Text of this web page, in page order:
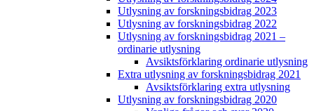
Utlysning av forskningsbidrag 2023
Utlysning av forskningsbidrag 2022
Utlysning av forskningsbidrag 2021 –
ordinarie utlysning
Avsiktsförklaring ordinarie utlysning
Extra utlysning av forskningsbidrag 2021
Avsiktsförklaring extra utlysning
Utlysning av forskningsbidrag 2020